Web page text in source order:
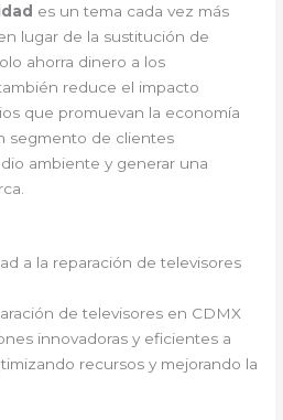
es un tema cada vez más
lugar de la sustitución de
ahorra dinero a los
reduce el impacto
que promuevan la economía
segmento de clientes
ambiente y generar una
a la reparación de televisores
de televisores en CDMX
innovadoras y eficientes a
recursos y mejorando la